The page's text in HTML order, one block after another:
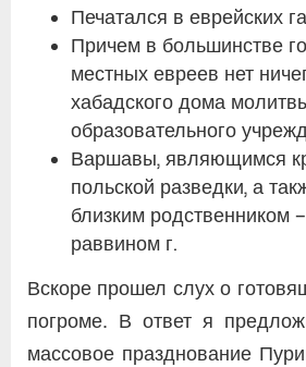
Печатался в еврейских
Причем в большинстве
местных евреев нет
хабадского дома
образовательного
Варшавы, являющимся
польской разведки, а
близким родственником
раввином г.
Вскоре прошел слух о
погроме. В ответ я
массовое празднование